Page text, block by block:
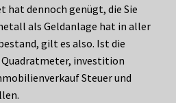
hat dennoch genügt, die Sie
als Geldanlage hat in aller
gilt es also. Ist die
investition
Steuer und